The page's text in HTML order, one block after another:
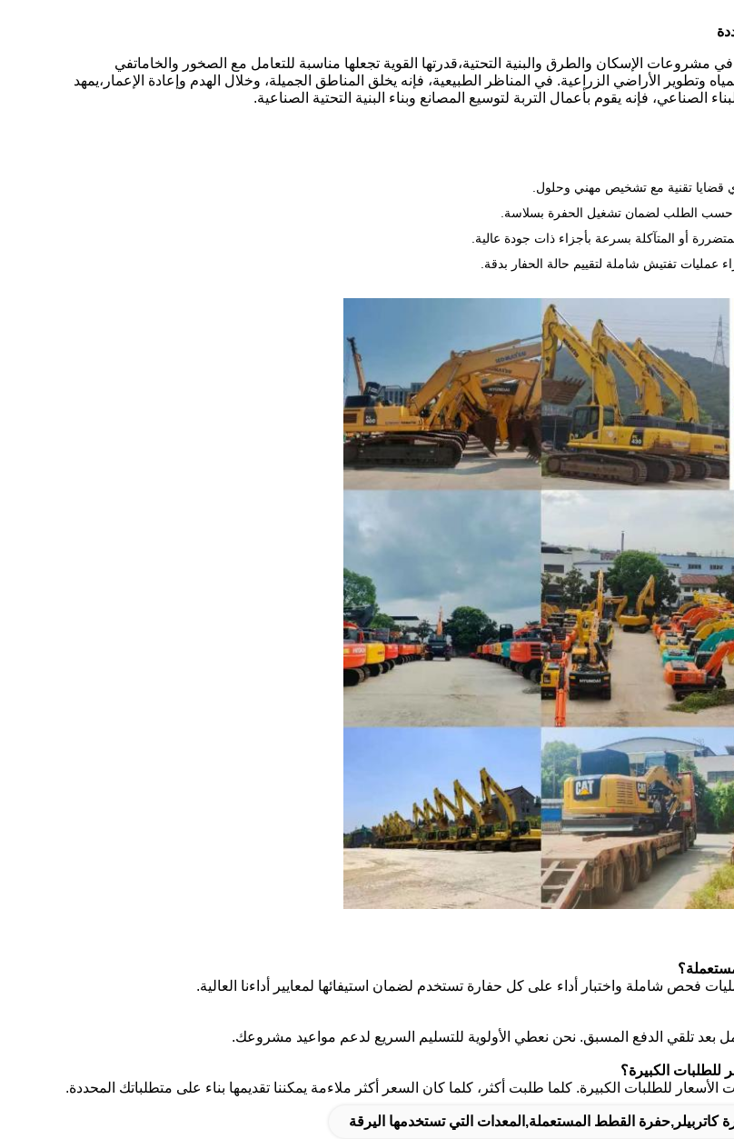
مشروعات الإسكان والطرق والبنية التحتية،قدرتها القوية تجعلها مناسبة للتعامل مع الصخور والخاماتفي
وتطوير الأراضي الزراعية. في المناظر الطبيعية، فإنه يخلق المناطق الجميلة، وخلال الهدم وإعادة الإعمار،يمهد
الصناعي، فإنه يقوم بأعمال التربة لتوسيع المصانع وبناء البنية التحتية الصناعية.
قضايا تقنية مع تشخيص مهني وحلول.
حسب الطلب لضمان تشغيل الحفرة بسلاسة.
أو المتآكلة بسرعة بأجزاء ذات جودة عالية.
عمليات تفتيش شاملة لتقييم حالة الحفار بدقة.
فحص شاملة واختبار أداء على كل حفارة تستخدم لضمان استيفائها لمعايير أداءنا العالية.
للطلبات الكبيرة. كلما طلبت أكثر، كلما كان السعر أكثر ملاءمة يمكننا تقديمها بناء على متطلباتك المحددة.
كاتربيلر,حفرة القطط المستعملة,المعدات التي تستخدمها اليرقة